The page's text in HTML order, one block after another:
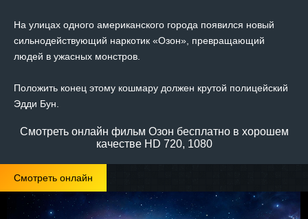
На улицах одного американского города появился новый
сильнодействующий наркотик «Озон», превращающий
людей в ужасных монстров.
Положить конец этому кошмару должен крутой полицейский
Эдди Бун.
Смотреть онлайн фильм Озон бесплатно в хорошем
качестве HD 720, 1080
Смотреть онлайн